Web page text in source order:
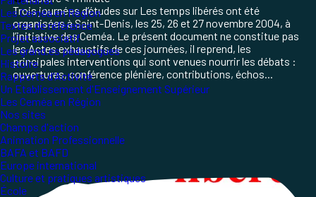
Les Ceméa en Région
Textes de référence
Projet associatif
Les grand.es pédagogues
Histoire
Rapports d'Activité
Un Etablissement d'Enseignement Supérieur
Les Ceméa en Région
Nos sites
Champs d'action
Animation Professionnelle
BAFA et BAFD
Europe international
Culture et pratiques artistiques
École
Trois journées d’études sur Les temps libérés ont été
organisées à Saint-Denis, les 25, 26 et 27novembre 2004, à
l’initiative des Ceméa. Le présent document ne constitue pas
lesActesexhaustifs de ces journées, il reprend, les
principales interventions qui sont venues nourrir les débats :
ouvertures, conférence plénière, contributions, échos...